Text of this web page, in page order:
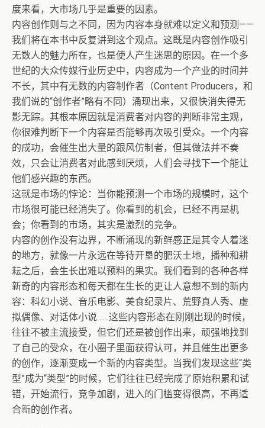
度来看，大市场几乎是重要的因素。
内容创作则与之不同，因为内容本身就难以定义和预测——
我们将在本书中反复讲到这个观点。这既是内容创作吸引
无数人的魅力所在，也是使人产生迷思的原因。在一个多
世纪的大众传媒行业历史中，内容成为一个产业的时间并
不长，其中有无数的内容制作者（Content Producers，和
我们说的“创作者”略有不同）涌现出来，又很快消失得无
影无踪。其根本原因就是消费者对内容的判断非常主观，
你很难判断下一个内容是否能够再次吸引受众。一个内容
的成功，会催生出大量的跟风仿制者，但其做法并不奏
效，只会让消费者对此感到厌烦，人们会寻找下一个能让
他们感兴趣的东西。
这就是市场的悖论：当你能预测一个市场的规模时，这个
市场很可能已经消失了。你看到的机会，已经不再是机
会；你看到的市场，其实是激烈的竞争。
内容的创作没有边界，不断涌现的新鲜感正是其令人着迷
的地方，就像一片永远在等待开垦的肥沃土地，播种和耕
耘之后，会生长出难以预料的果实。我们看到的各种各样
新奇的内容形态和每天都在生长的更让人意想不到的新内
容：科幻小说、音乐电影、美食纪录片、荒野真人秀、虚
拟偶像、对话体小说……这些内容形态在刚刚出现的时候，
往往不被主流接受，但它们还是被创作出来，顽强地找到
了自己的受众，在小圈子里面获得认可，并且催生出更多
的创作，逐渐变成一个新的内容类型。当我们发现这些“类
型”成为“类型”的时候，它们往往已经完成了原始积累和试
错，开始流行，竞争加剧，进入的门槛变得很高，不再适
合新的创作者。